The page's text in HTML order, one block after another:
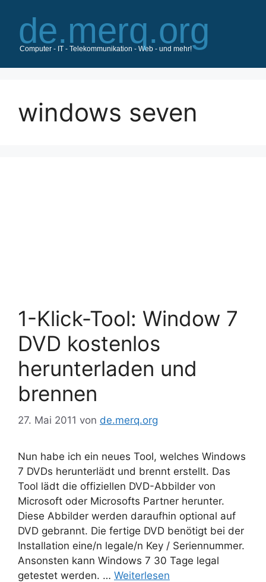
Inhalt
springen
windows seven
1-Klick-Tool: Window 7
DVD kostenlos
herunterladen und
brennen
27. Mai 2011 von de.merq.org
Nun habe ich ein neues Tool, welches Windows
7 DVDs herunterlädt und brennt erstellt. Das
Tool lädt die offiziellen DVD-Abbilder von
Microsoft oder Microsofts Partner herunter.
Diese Abbilder werden daraufhin optional auf
DVD gebrannt. Die fertige DVD benötigt bei der
Installation eine/n legale/n Key / Seriennummer.
Ansonsten kann Windows 7 30 Tage legal
getestet werden. … Weiterlesen